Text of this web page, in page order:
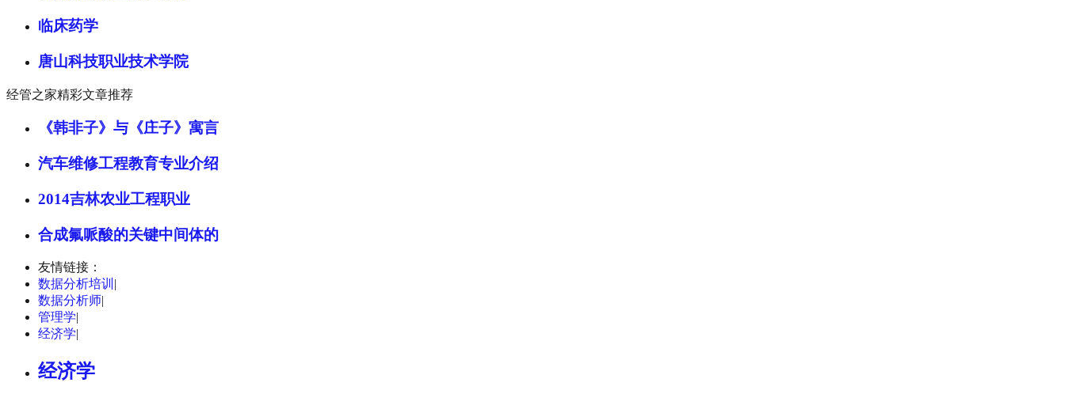
临床药学
唐山科技职业技术学院
经管之家精彩文章推荐
《韩非子》与《庄子》寓言
汽车维修工程教育专业介绍
2014吉林农业工程职业
合成氟哌酸的关键中间体的
友情链接：
数据分析培训 |
数据分析师|
管理学|
经济学|
经济学